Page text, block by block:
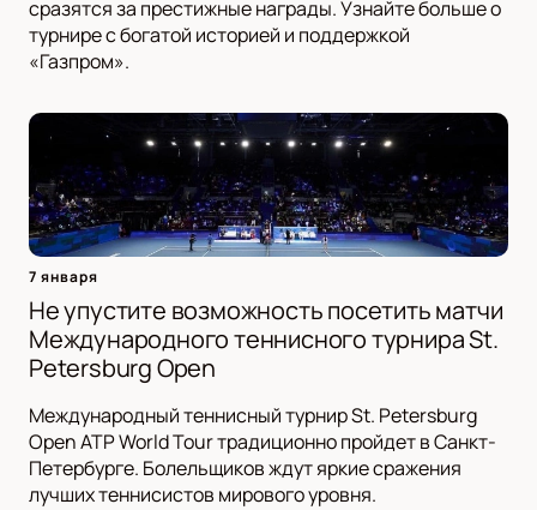
сразятся за престижные награды. Узнайте больше о
турнире с богатой историей и поддержкой
«Газпром».
7 января
Не упустите возможность посетить матчи
Международного теннисного турнира St.
Petersburg Open
Международный теннисный турнир St. Petersburg
Open ATP World Tour традиционно пройдет в Санкт-
Петербурге. Болельщиков ждут яркие сражения
лучших теннисистов мирового уровня.